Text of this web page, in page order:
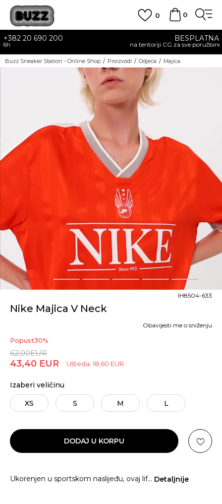
0
0
BESPLATNA DOSTAVA
na teritoriji CG za sve poružbine u vrijednosti preko 30
Buzz Sneaker Station - Online Shop Proizvodi Odjeća Majica
2 3 4 5 6
Nike Majica V Neck
IH8504-633
Popust30%
62,00EUR
43,40 EUR Ušteda: 18,60 EUR
Obavijesti me o sniženju
Izaberi veličinu
XS S M L
DODAJ U KORPU
Ukorenjen u sportskom naslijeđu, ovaj lif... Detaljnije